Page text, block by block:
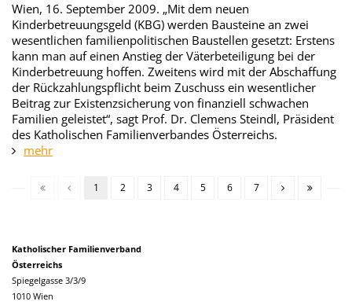
Wien, 16. September 2009. „Mit dem neuen
Kinderbetreuungsgeld (KBG) werden Bausteine an zwei
wesentlichen familienpolitischen Baustellen gesetzt: Erstens
kann man auf einen Anstieg der Väterbeteiligung bei der
Kinderbetreuung hoffen. Zweitens wird mit der Abschaffung
der Rückzahlungspflicht beim Zuschuss ein wesentlicher
Beitrag zur Existenzsicherung von finanziell schwachen
Familien geleistet“, sagt Prof. Dr. Clemens Steindl, Präsident
des Katholischen Familienverbandes Österreichs.
mehr
1 2 3 4 5 6 7
Katholischer Familienverband
Österreichs
Spiegelgasse 3/3/9
1010 Wien